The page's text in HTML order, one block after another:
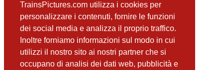
TrainsPictures.com utilizza i cookies per
personalizzare i contenuti, fornire le funzioni
dei social media e analizza il proprio traffico.
Inoltre forniamo informazioni sul modo in cui
utilizzi il nostro sito ai nostri partner che si
occupano di analisi dei dati web, pubblicità e